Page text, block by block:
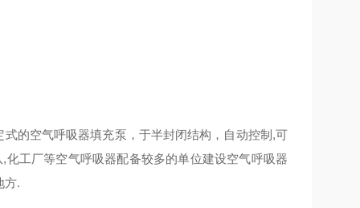
的空气呼吸器填充泵，于半封闭结构，自动控制,可
工厂等空气呼吸器配备较多的单位建设空气呼吸器
方.